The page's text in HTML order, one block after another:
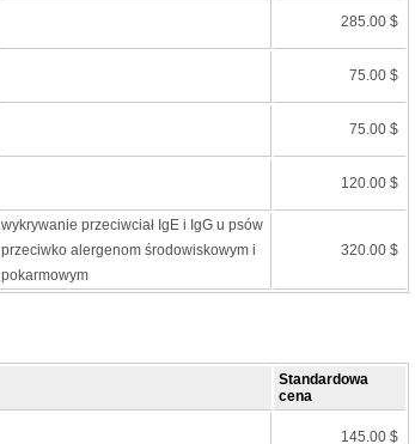
285.00 $
75.00 $
75.00 $
120.00 $
wykrywanie przeciwciał IgE i IgG u psów
przeciwko alergenom środowiskowym i
pokarmowym
320.00 $
Standardowa
cena
145.00 $